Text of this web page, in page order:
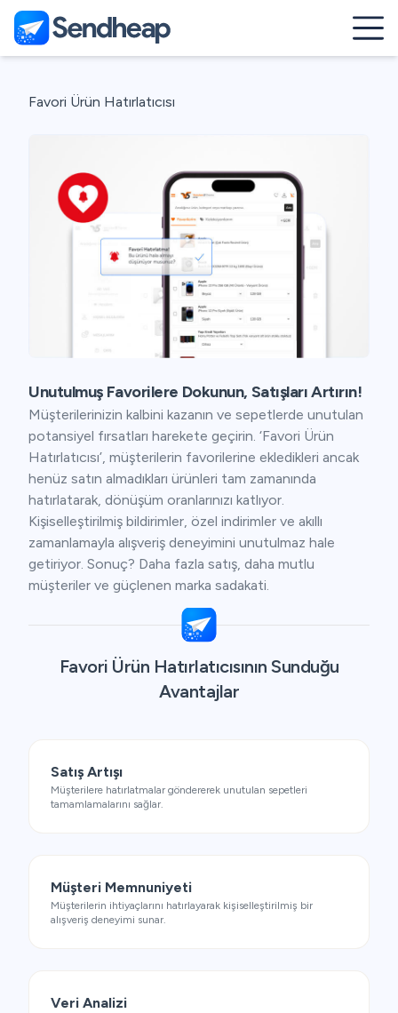
Favori Ürün Hatırlatıcısı
Unutulmuş Favorilere Dokunun, Satışları Artırın!
Müşterilerinizin kalbini kazanın ve sepetlerde unutulan
potansiyel fırsatları harekete geçirin. ‘Favori Ürün
Hatırlatıcısı’, müşterilerin favorilerine ekledikleri ancak
henüz satın almadıkları ürünleri tam zamanında
hatırlatarak, dönüşüm oranlarınızı katlıyor.
Kişiselleştirilmiş bildirimler, özel indirimler ve akıllı
zamanlamayla alışveriş deneyimini unutulmaz hale
getiriyor. Sonuç? Daha fazla satış, daha mutlu
müşteriler ve güçlenen marka sadakati.
Favori Ürün Hatırlatıcısının Sunduğu
Avantajlar
Satış Artışı
Müşterilere hatırlatmalar göndererek unutulan sepetleri
tamamlamalarını sağlar.
Müşteri Memnuniyeti
Müşterilerin ihtiyaçlarını hatırlayarak kişiselleştirilmiş bir
alışveriş deneyimi sunar.
Veri Analizi